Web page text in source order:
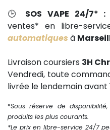
🕒 SOS VAPE 24/7* :
ventes* en libre-
automatiques à
Livraison coursiers 3H
Vendredi, toute
livrée le lendemain avant
*Sous réserve de
produits les plus courants.
*Le prix en libre-service 24/7